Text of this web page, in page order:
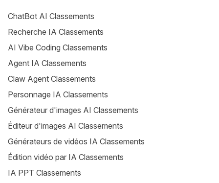
ChatBot AI Classements
Recherche IA Classements
AI Vibe Coding Classements
Agent IA Classements
Claw Agent Classements
Personnage IA Classements
Générateur d'images AI Classements
Éditeur d'images AI Classements
Générateurs de vidéos IA Classements
Édition vidéo par IA Classements
IA PPT Classements